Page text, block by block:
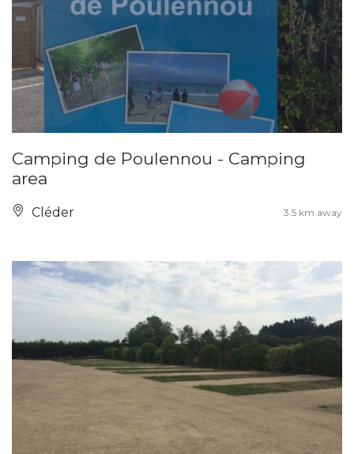
Camping de Poulennou - Camping
area
Cléder 3.5 km away